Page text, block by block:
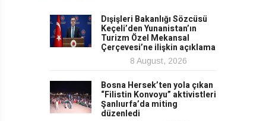
Dışişleri Bakanlığı Sözcüsü
Keçeli’den Yunanistan’ın
Turizm Özel Mekansal
Çerçevesi’ne ilişkin açıklama
8 August, 2026
Bosna Hersek’ten yola çıkan
“Filistin Konvoyu” aktivistleri
Şanlıurfa’da miting
düzenledi